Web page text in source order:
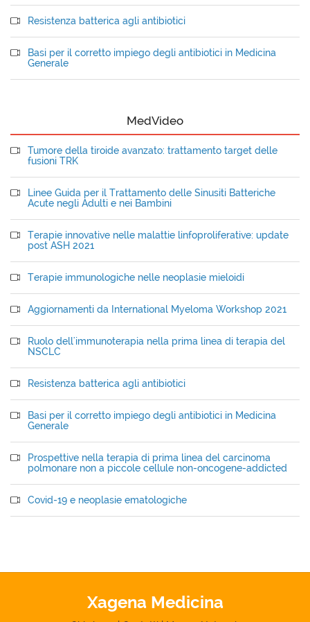
Resistenza batterica agli antibiotici
Basi per il corretto impiego degli antibiotici in Medicina
Generale
MedVideo
Tumore della tiroide avanzato: trattamento target delle
fusioni TRK
Linee Guida per il Trattamento delle Sinusiti Batteriche
Acute negli Adulti e nei Bambini
Terapie innovative nelle malattie linfoproliferative: update
post ASH 2021
Terapie immunologiche nelle neoplasie mieloidi
Aggiornamenti da International Myeloma Workshop 2021
Ruolo dell'immunoterapia nella prima linea di terapia del
NSCLC
Resistenza batterica agli antibiotici
Basi per il corretto impiego degli antibiotici in Medicina
Generale
Prospettive nella terapia di prima linea del carcinoma
polmonare non a piccole cellule non-oncogene-addicted
Covid-19 e neoplasie ematologiche
Xagena Medicina